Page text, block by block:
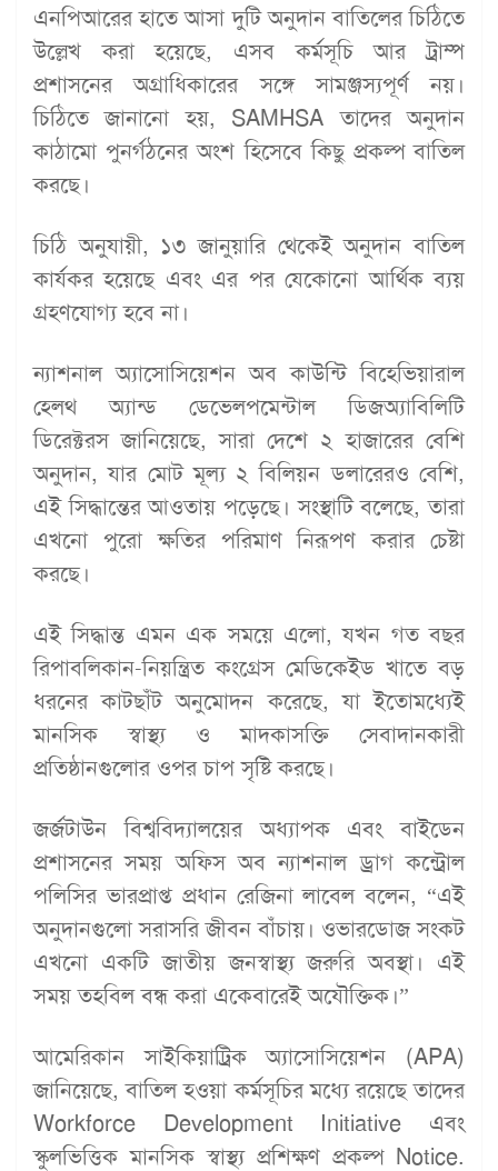
এনপিআরের হাতে আসা দুটি অনুদান বাতিলের চিঠিতে
উল্লেখ করা হয়েছে, এসব কর্মসূচি আর ট্রাম্প
প্রশাসনের অগ্রাধিকারের সঙ্গে সামঞ্জস্যপূর্ণ নয়।
চিঠিতে জানানো হয়, SAMHSA তাদের অনুদান
কাঠামো পুনর্গঠনের অংশ হিসেবে কিছু প্রকল্প বাতিল
করছে।
চিঠি অনুযায়ী, ১৩ জানুয়ারি থেকেই অনুদান বাতিল
কার্যকর হয়েছে এবং এর পর যেকোনো আর্থিক ব্যয়
গ্রহণযোগ্য হবে না।
ন্যাশনাল অ্যাসোসিয়েশন অব কাউন্টি বিহেভিয়ারাল
হেলথ অ্যান্ড ডেভেলপমেন্টাল ডিজঅ্যাবিলিটি
ডিরেক্টরস জানিয়েছে, সারা দেশে ২ হাজারের বেশি
অনুদান, যার মোট মূল্য ২ বিলিয়ন ডলারেরও বেশি,
এই সিদ্ধান্তের আওতায় পড়েছে। সংস্থাটি বলেছে, তারা
এখনো পুরো ক্ষতির পরিমাণ নিরূপণ করার চেষ্টা
করছে।
এই সিদ্ধান্ত এমন এক সময়ে এলো, যখন গত বছর
রিপাবলিকান-নিয়ন্ত্রিত কংগ্রেস মেডিকেইড খাতে বড়
ধরনের কাটছাঁট অনুমোদন করেছে, যা ইতোমধ্যেই
মানসিক স্বাস্থ্য ও মাদকাসক্তি সেবাদানকারী
প্রতিষ্ঠানগুলোর ওপর চাপ সৃষ্টি করছে।
জর্জটাউন বিশ্ববিদ্যালয়ের অধ্যাপক এবং বাইডেন
প্রশাসনের সময় অফিস অব ন্যাশনাল ড্রাগ কন্ট্রোল
পলিসির ভারপ্রাপ্ত প্রধান রেজিনা লাবেল বলেন, “এই
অনুদানগুলো সরাসরি জীবন বাঁচায়। ওভারডোজ সংকট
এখনো একটি জাতীয় জনস্বাস্থ্য জরুরি অবস্থা। এই
সময় তহবিল বন্ধ করা একেবারেই অযৌক্তিক।”
আমেরিকান সাইকিয়াট্রিক অ্যাসোসিয়েশন (APA)
জানিয়েছে, বাতিল হওয়া কর্মসূচির মধ্যে রয়েছে তাদের
Workforce Development Initiative এবং
স্কুলভিত্তিক মানসিক স্বাস্থ্য প্রশিক্ষণ প্রকল্প Notice.